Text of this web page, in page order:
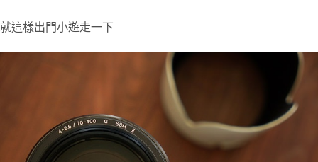
就這樣出門小遊走一下